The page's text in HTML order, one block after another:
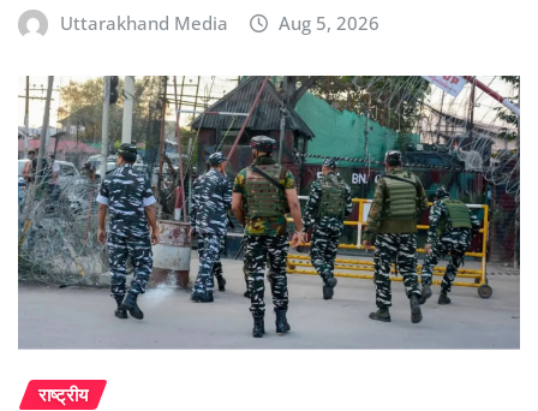
Uttarakhand Media Aug 5, 2026
राष्ट्रीय